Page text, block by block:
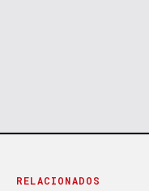
RELACIONADOS